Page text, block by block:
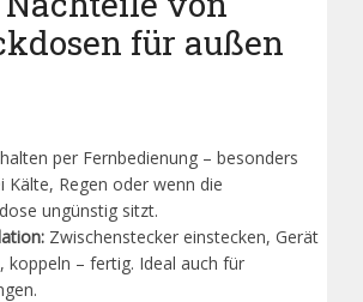
für außen
per Fernbedienung – besonders
Kälte, Regen oder wenn die
ungünstig sitzt.
Zwischenstecker einstecken, Gerät
koppeln – fertig. Ideal auch für